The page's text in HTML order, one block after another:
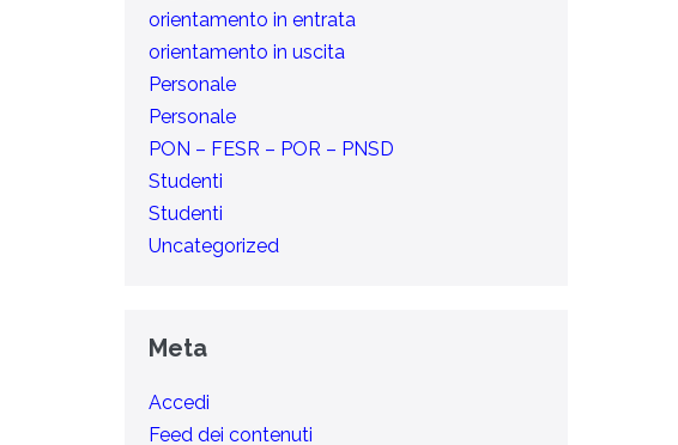
orientamento in entrata
orientamento in uscita
Personale
Personale
PON – FESR – POR – PNSD
Studenti
Studenti
Uncategorized
Meta
Accedi
Feed dei contenuti